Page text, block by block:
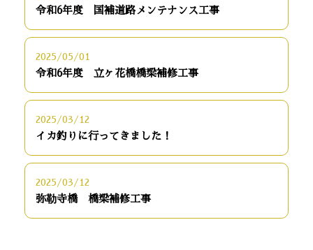
令和6年度 国補道路メンテナンス工事
2025/05/01
令和6年度 立ヶ花橋橋梁補修工事
2025/03/12
イカ釣りに行ってきました！
2025/03/12
弥勒寺橋 橋梁補修工事